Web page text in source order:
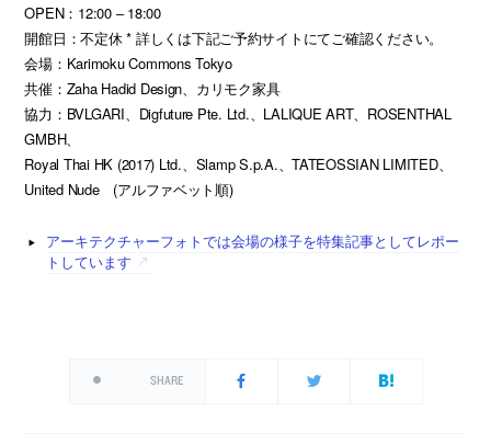
OPEN：12:00 ‒ 18:00
開館日：不定休 * 詳しくは下記ご予約サイトにてご確認ください。
会場：Karimoku Commons Tokyo
共催：Zaha Hadid Design、カリモク家具
協力：BVLGARI、Digfuture Pte. Ltd.、LALIQUE ART、ROSENTHAL
GMBH、
Royal Thai HK (2017) Ltd.、Slamp S.p.A.、TATEOSSIAN LIMITED、
United Nude (アルファベット順)
アーキテクチャーフォトでは会場の様子を特集記事としてレポー
トしています
SHARE